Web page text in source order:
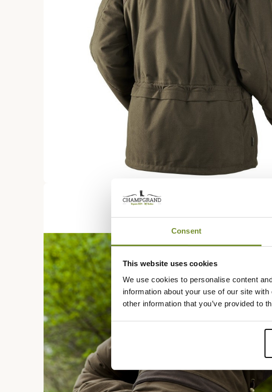
Consent
This website uses cookies
We use cookies to personalise content
information about your use of our site
other information that you’ve provided to